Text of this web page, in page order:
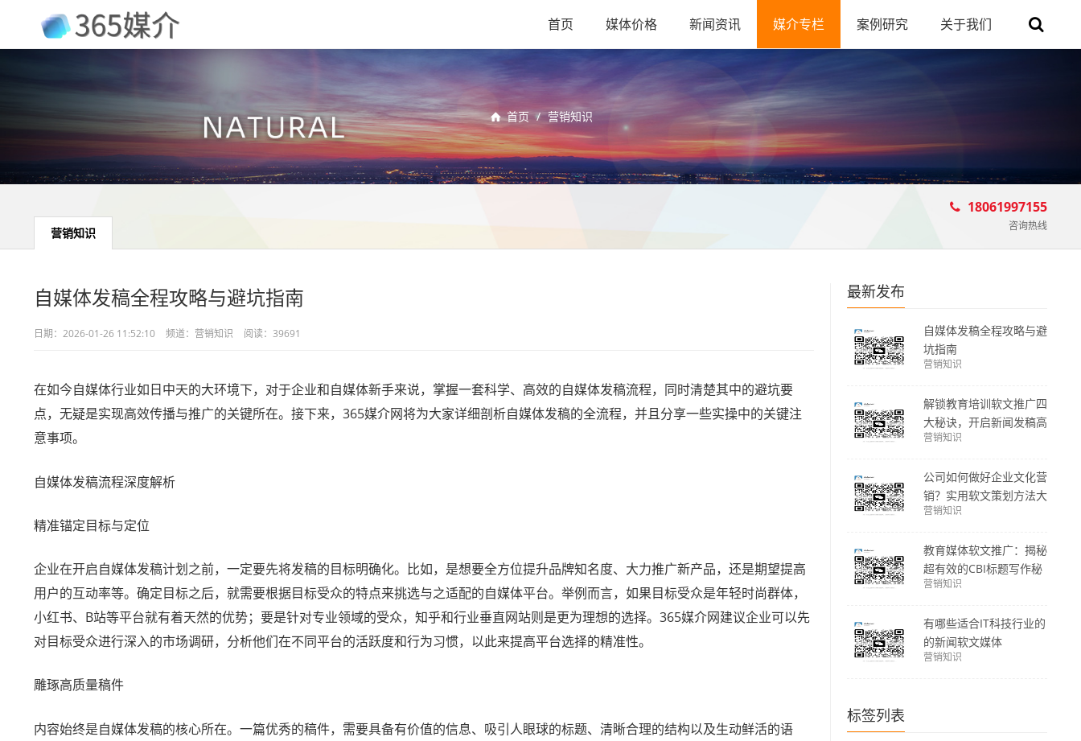
首页 媒体价格 新闻资讯 媒介专栏 案例研究 关于我们
首页 / 营销知识
营销知识
18061997155
咨询热线
自媒体发稿全程攻略与避坑指南
日期： 2026-01-26 11:52:10 频道： 营销知识 阅读：39691
在如今自媒体行业如日中天的大环境下，对于企业和自媒体新手来说，掌握一套科学、高效的自媒体发稿流程，同时清楚其中的避坑要
点，无疑是实现高效传播与推广的关键所在。接下来，365媒介网将为大家详细剖析自媒体发稿的全流程，并且分享一些实操中的关键注
意事项。
自媒体发稿流程深度解析
精准锚定目标与定位
企业在开启自媒体发稿计划之前，一定要先将发稿的目标明确化。比如，是想要全方位提升品牌知名度、大力推广新产品，还是期望提高
用户的互动率等。确定目标之后，就需要根据目标受众的特点来挑选与之适配的自媒体平台。举例而言，如果目标受众是年轻时尚群体，
小红书、B站等平台就有着天然的优势；要是针对专业领域的受众，知乎和行业垂直网站则是更为理想的选择。365媒介网建议企业可以先
对目标受众进行深入的市场调研，分析他们在不同平台的活跃度和行为习惯，以此来提高平台选择的精准性。
雕琢高质量稿件
内容始终是自媒体发稿的核心所在。一篇优秀的稿件，需要具备有价值的信息、吸引人眼球的标题、清晰合理的结构以及生动鲜活的语
最新发布
自媒体发稿全程攻略与避
坑指南
营销知识
解锁教育培训软文推广四
大秘诀，开启新闻发稿高
效营销之路
营销知识
公司如何做好企业文化营
销？实用软文策划方法大
揭秘
营销知识
教育媒体软文推广：揭秘
超有效的CBI标题写作秘
诀
营销知识
有哪些适合IT科技行业的
的新闻软文媒体
营销知识
标签列表